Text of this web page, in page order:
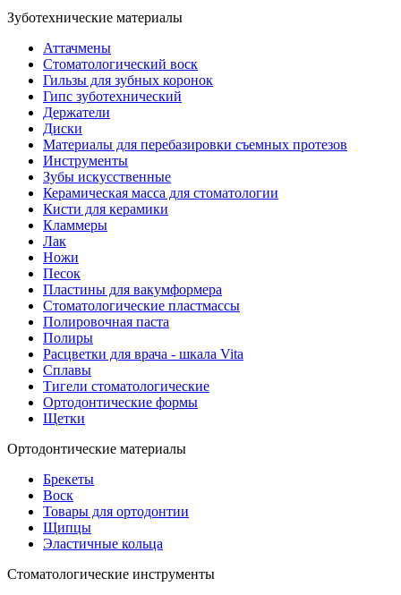
Зуботехнические материалы
Аттачмены
Стоматологический воск
Гильзы для зубных коронок
Гипс зуботехнический
Держатели
Диски
Материалы для перебазировки съемных протезов
Инструменты
Зубы искусственные
Керамическая масса для стоматологии
Кисти для керамики
Кламмеры
Лак
Ножи
Песок
Пластины для вакумформера
Стоматологические пластмассы
Полировочная паста
Полиры
Расцветки для врача - шкала Vita
Сплавы
Тигели стоматологические
Ортодонтические формы
Щетки
Ортодонтические материалы
Брекеты
Воск
Товары для ортодонтии
Щипцы
Эластичные кольца
Стоматологические инструменты